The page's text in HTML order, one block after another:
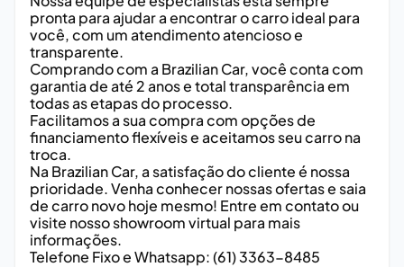
pronta para ajudar a encontrar o carro ideal para
você, com um atendimento atencioso e
transparente.
Comprando com a Brazilian Car, você conta com
garantia de até 2 anos e total transparência em
todas as etapas do processo.
Facilitamos a sua compra com opções de
financiamento flexíveis e aceitamos seu carro na
troca.
Na Brazilian Car, a satisfação do cliente é nossa
prioridade. Venha conhecer nossas ofertas e saia
de carro novo hoje mesmo! Entre em contato ou
visite nosso showroom virtual para mais
informações.
Telefone Fixo e Whatsapp: (61) 3363-8485